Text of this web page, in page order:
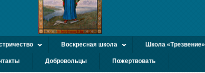
Воскресная школа Школа «Трезвение»
Добровольцы Пожертвовать